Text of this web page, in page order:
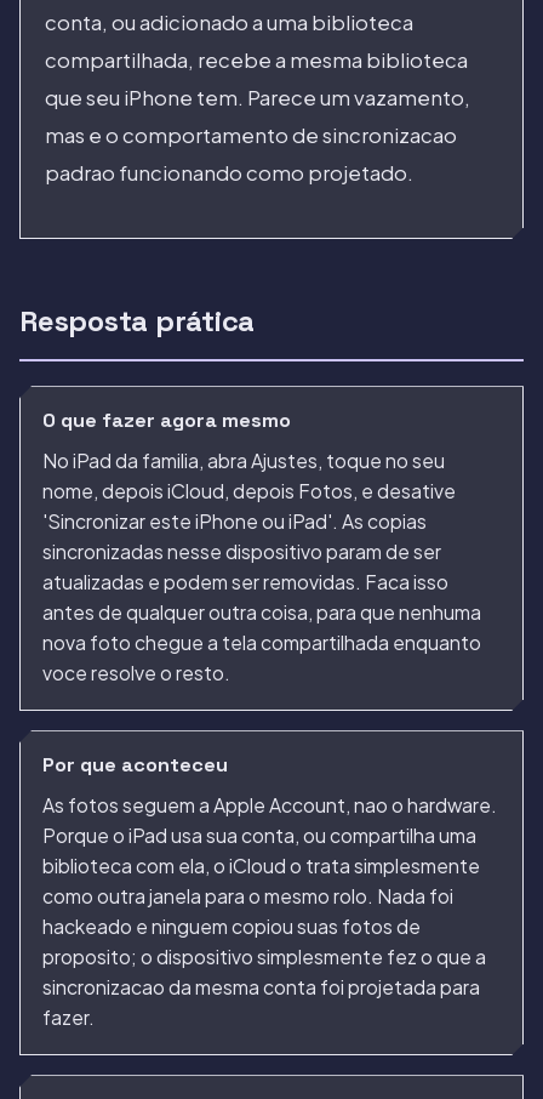
conta, ou adicionado a uma biblioteca
compartilhada, recebe a mesma biblioteca
que seu iPhone tem. Parece um vazamento,
mas e o comportamento de sincronizacao
padrao funcionando como projetado.
Resposta prática
O que fazer agora mesmo
No iPad da familia, abra Ajustes, toque no seu
nome, depois iCloud, depois Fotos, e desative
'Sincronizar este iPhone ou iPad'. As copias
sincronizadas nesse dispositivo param de ser
atualizadas e podem ser removidas. Faca isso
antes de qualquer outra coisa, para que nenhuma
nova foto chegue a tela compartilhada enquanto
voce resolve o resto.
Por que aconteceu
As fotos seguem a Apple Account, nao o hardware.
Porque o iPad usa sua conta, ou compartilha uma
biblioteca com ela, o iCloud o trata simplesmente
como outra janela para o mesmo rolo. Nada foi
hackeado e ninguem copiou suas fotos de
proposito; o dispositivo simplesmente fez o que a
sincronizacao da mesma conta foi projetada para
fazer.